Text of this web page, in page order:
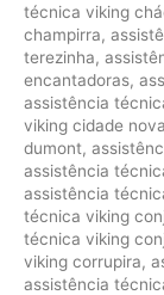
técnica viking
champirra,
terezinha,
encantadoras,
assistência
viking cidade nova
dumont,
assistência
assistência
técnica viking
técnica viking
viking corrupira,
assistência